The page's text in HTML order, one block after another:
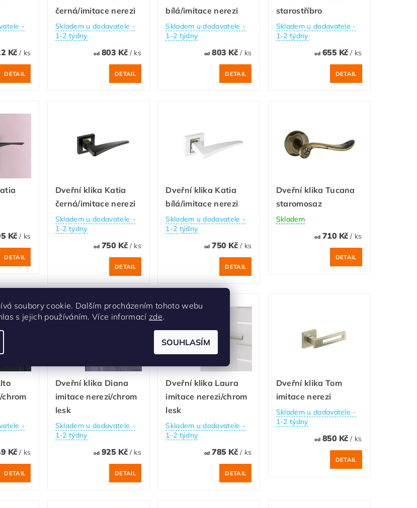
-
Kč/ ks
DETAIL
černá/imitace nerezi
Skladem u dodavatele -
1-2 týdny
od803 Kč / ks
DETAIL
bílá/imitace nerezi
Skladem u dodavatele -
1-2 týdny
od803 Kč / ks
DETAIL
starostříbro
Skladem u dodavatele -
1-2 týdny
od655 Kč/ ks
DETAIL
Kč/ ks
DETAIL
Dveřní klika Katia
černá/imitace nerezi
Skladem u dodavatele -
1-2 týdny
od750 Kč / ks
DETAIL
Dveřní klika Katia
bílá/imitace nerezi
Skladem u dodavatele -
1-2 týdny
od750 Kč / ks
DETAIL
Dveřní klika Tucana
staromosaz
Skladem
od710 Kč/ ks
DETAIL
-
Kč/ ks
DETAIL
Dveřní klika Diana
imitace nerezi/chrom
lesk
Skladem u dodavatele -
1-2 týdny
od925 Kč / ks
DETAIL
Dveřní klika Laura
imitace nerezi/chrom
lesk
Skladem u dodavatele -
1-2 týdny
od785 Kč / ks
DETAIL
Dveřní klika Tom
imitace nerezi
Skladem u dodavatele -
1-2 týdny
od850 Kč/ ks
DETAIL
soubory cookie. Dalším procházením tohoto webu
s jejich používáním. Více informací zde.
SOUHLASÍM